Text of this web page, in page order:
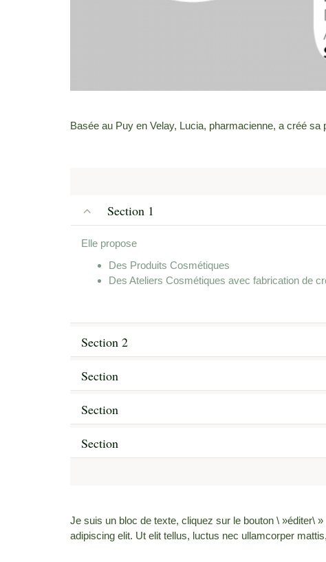
Basée au Puy en Velay, Lucia, pharmacienne, a créé
Section 1
Elle propose
Des Produits Cosmétiques
Des Ateliers Cosmétiques avec fabrication de
Section 2
Section
Section
Section
Je suis un bloc de texte, cliquez sur le bouton \ »éditer\
adipiscing elit. Ut elit tellus, luctus nec ullamcorper